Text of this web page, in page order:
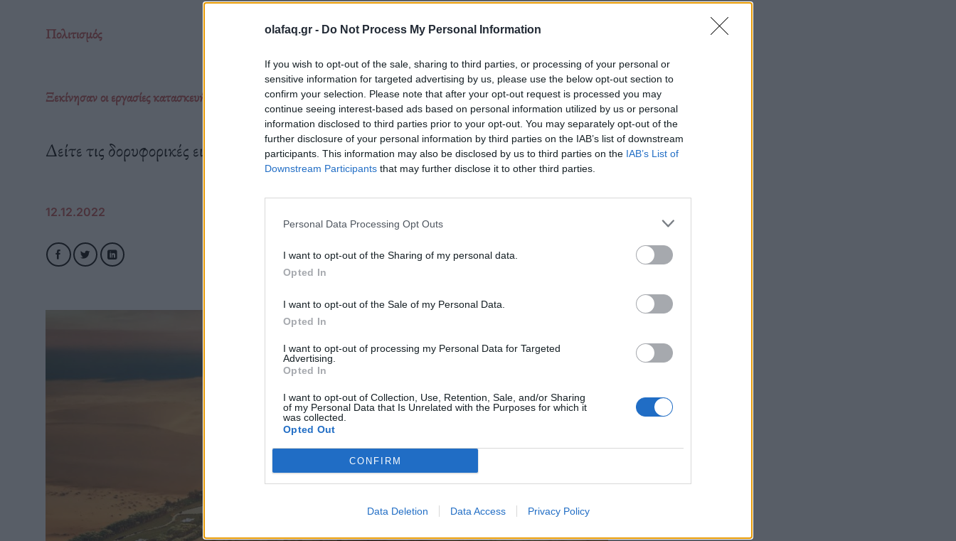
olafaq.gr - Do Not Process My Personal Information
If you wish to opt-out of the sale, sharing to third parties, or processing of your personal or
sensitive information for targeted advertising by us, please use the below opt-out section to
confirm your selection. Please note that after your opt-out request is processed you may
continue seeing interest-based ads based on personal information utilized by us or personal
information disclosed to third parties prior to your opt-out. You may separately opt-out of the
further disclosure of your personal information by third parties on the IAB’s list of downstream
participants. This information may also be disclosed by us to third parties on the IAB’s List of
Downstream Participants that may further disclose it to other third parties.
Personal Data Processing Opt Outs
I want to opt-out of the Sharing of my personal data.
Opted In
I want to opt-out of the Sale of my Personal Data.
Opted In
I want to opt-out of processing my Personal Data for Targeted
Advertising.
Opted In
I want to opt-out of Collection, Use, Retention, Sale, and/or Sharing
of my Personal Data that Is Unrelated with the Purposes for which it
was collected.
Opted Out
CONFIRM
Data Deletion Data Access Privacy Policy
Πολιτισμός
Ξεκίνησαν οι εργασίες κατασκευής του “The Line” στην Σαουδική Αραβία
Δείτε τις δορυφορικές εικόνες και βίντεο από drone.
12.12.2022